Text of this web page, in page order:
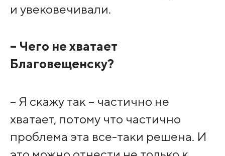
и увековечивали.
– Чего не хватает
Благовещенску?
– Я скажу так – частично не
хватает, потому что частично
проблема эта все-таки решена. И